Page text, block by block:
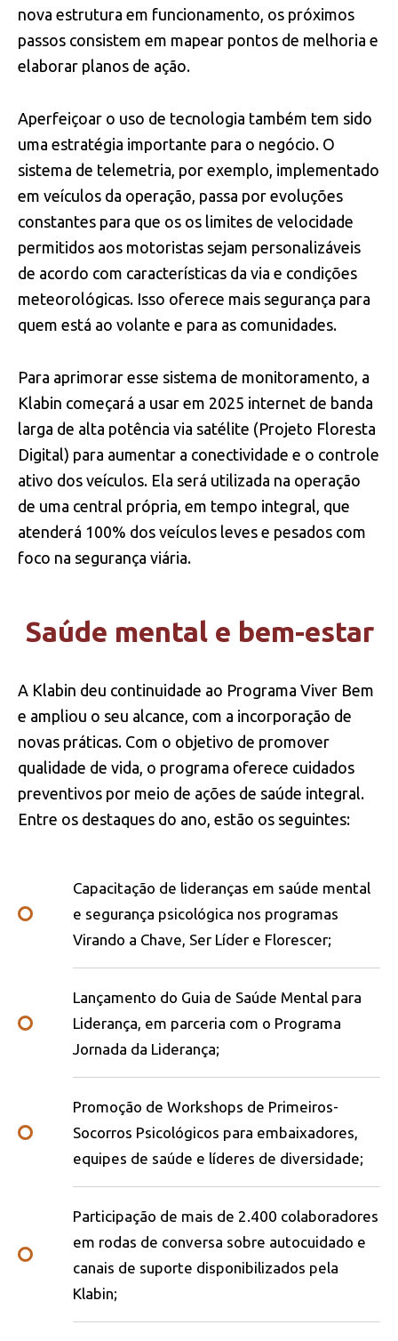
nova estrutura em funcionamento, os próximos
passos consistem em mapear pontos de melhoria e
elaborar planos de ação.
Aperfeiçoar o uso de tecnologia também tem sido
uma estratégia importante para o negócio. O
sistema de telemetria, por exemplo, implementado
em veículos da operação, passa por evoluções
constantes para que os os limites de velocidade
permitidos aos motoristas sejam personalizáveis
de acordo com características da via e condições
meteorológicas. Isso oferece mais segurança para
quem está ao volante e para as comunidades.
Para aprimorar esse sistema de monitoramento, a
Klabin começará a usar em 2025 internet de banda
larga de alta potência via satélite (Projeto Floresta
Digital) para aumentar a conectividade e o controle
ativo dos veículos. Ela será utilizada na operação
de uma central própria, em tempo integral, que
atenderá 100% dos veículos leves e pesados com
foco na segurança viária.
Saúde mental e bem-estar
A Klabin deu continuidade ao Programa Viver Bem
e ampliou o seu alcance, com a incorporação de
novas práticas. Com o objetivo de promover
qualidade de vida, o programa oferece cuidados
preventivos por meio de ações de saúde integral.
Entre os destaques do ano, estão os seguintes:
Capacitação de lideranças em saúde mental
e segurança psicológica nos programas
Virando a Chave, Ser Líder e Florescer;
Lançamento do Guia de Saúde Mental para
Liderança, em parceria com o Programa
Jornada da Liderança;
Promoção de Workshops de Primeiros-
Socorros Psicológicos para embaixadores,
equipes de saúde e líderes de diversidade;
Participação de mais de 2.400 colaboradores
em rodas de conversa sobre autocuidado e
canais de suporte disponibilizados pela
Klabin;